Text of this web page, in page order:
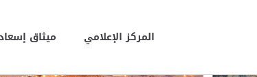
المركز الإعلامي ميثاق